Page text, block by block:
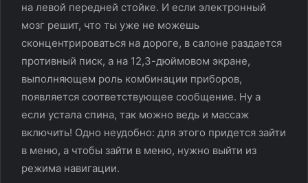
на левой передней стойке. И если электронный
мозг решит, что ты уже не можешь
сконцентрироваться на дороге, в салоне раздается
противный писк, а на 12,3-дюймовом экране,
выполняющем роль комбинации приборов,
появляется соответствующее сообщение. Ну а
если устала спина, так можно ведь и массаж
включить! Одно неудобно: для этого придется зайти
в меню, а чтобы зайти в меню, нужно выйти из
режима навигации.